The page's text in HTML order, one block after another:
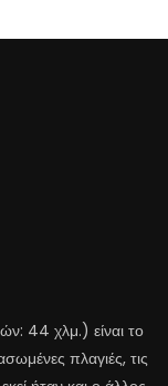
44 χλμ.) είναι το
πλαγιές, τις